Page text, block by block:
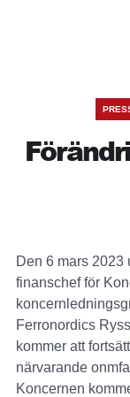
Den 6 mars 2023
finanschef för
Ferronordics
kommer att
närvarande
Koncernen